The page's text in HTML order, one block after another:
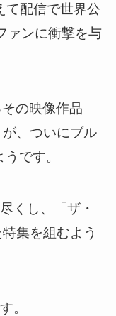
て配信で世界公
ァンに衝撃を与
の映像作品
が、ついにブル
です。
くし、「ザ・
集を組むよう
。